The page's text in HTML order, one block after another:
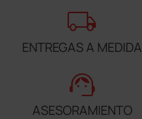
local_shipping
ENTREGAS A MEDIDA
support_agent
ASESORAMIENTO